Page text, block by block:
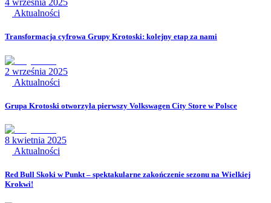
4 września 2025
Aktualności
Transformacja cyfrowa Grupy Krotoski: kolejny etap za nami
2 września 2025
Aktualności
Grupa Krotoski otworzyła pierwszy Volkswagen City Store w Polsce
8 kwietnia 2025
Aktualności
Red Bull Skoki w Punkt – spektakularne zakończenie sezonu na Wielkiej
Krokwi!